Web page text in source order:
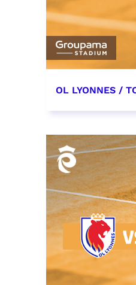
OL LYONNES /
date et heure à
RÉSERVER